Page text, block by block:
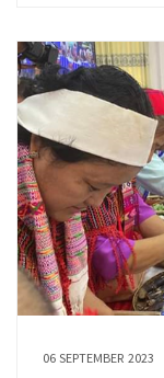
၃၁ ရက် နေ့ နံနက် ၉
(Community
တွင်
အနာဂတ် လှပဖို့ စည်း
ပြိုင်ပွဲကိုလည်းကော
ညီညွတ်ရေး”ခေါင်း
ကျင်းပ ပြုလုပ်ခဲ့ကြ
အထက်တန်းအဆင့်၊
ပါဝင်ယှဉ်ပြိုင်ခဲ့ကြ
အခမ်းအနားကို ကျ
ရေးဦးစီးဌာန၊ မြ
စကားပြောကြားပြီ
ရည်ရွယ်ချက်များကို
06 SEPTEMBER 2023